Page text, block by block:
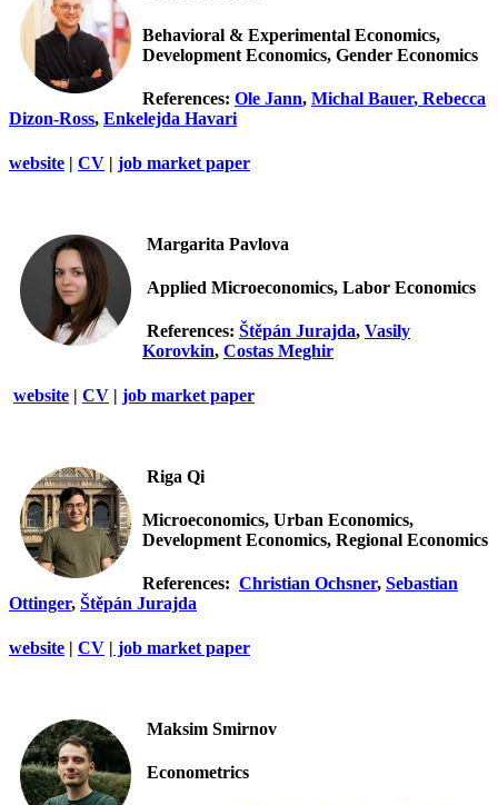
Behavioral & Experimental Economics,
Development Economics, Gender Economics
References: Ole Jann, Michal Bauer, Rebecca
Dizon-Ross, Enkelejda Havari
website | CV | job market paper
Margarita Pavlova
Applied Microeconomics, Labor Economics
References: Štěpán Jurajda, Vasily
Korovkin, Costas Meghir
website | CV | job market paper
Riga Qi
Microeconomics, Urban Economics,
Development Economics, Regional Economics
References: Christian Ochsner, Sebastian
Ottinger, Štěpán Jurajda
website | CV | job market paper
Maksim Smirnov
Econometrics